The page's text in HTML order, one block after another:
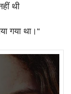
थी
गया था। “